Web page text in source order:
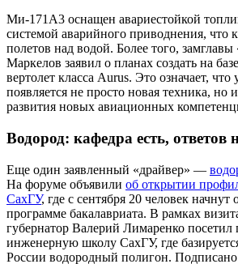
Ми-171А3 оснащен авариестойкой
системой аварийного приводнения, что
полетов над водой. Более того,
Маркелов заявил о планах создать на
вертолет класса Aurus. Это означает, что
появляется не просто новая техника, но
развития новых авиационных
Водород: кафедра есть, ответов
Еще один заявленный «драйвер» —
На форуме объявили об открытии
СахГУ, где с сентября 20 человек начнут
программе бакалавриата. В рамках
губернатор Валерий Лимаренко посетил
инженерную школу СахГУ, где
России водородный полигон. Подписано